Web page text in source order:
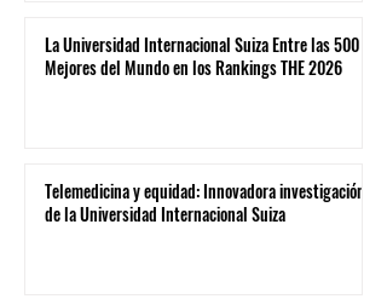
La Universidad Internacional Suiza Entre las 500
Mejores del Mundo en los Rankings THE 2026
Telemedicina y equidad: Innovadora investigación
de la Universidad Internacional Suiza